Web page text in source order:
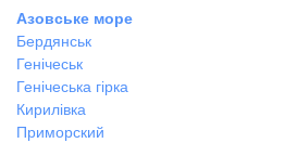
Азовське море
Бердянськ
Генічеськ
Генічеська гірка
Кирилівка
Приморский